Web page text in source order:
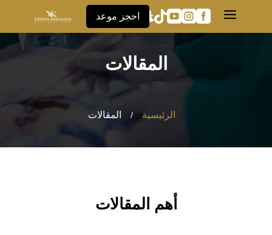
a




 احجز موعد
المقالات
الرئيسية / المقالات
أهم المقالات